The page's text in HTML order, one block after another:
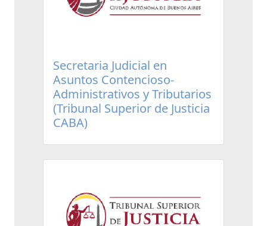
Secretaria Judicial en
Asuntos Contencioso-
Administrativos y Tributarios
(Tribunal Superior de Justicia
CABA)